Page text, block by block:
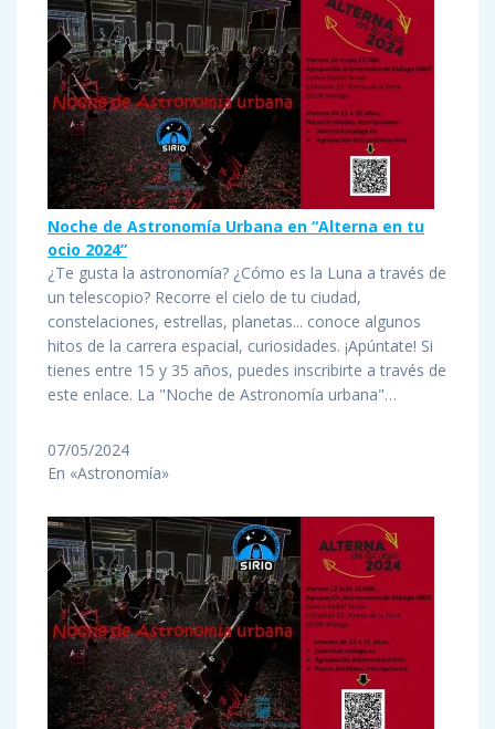
Noche de Astronomía Urbana en “Alterna en tu
ocio 2024”
¿Te gusta la astronomía? ¿Cómo es la Luna a través de
un telescopio? Recorre el cielo de tu ciudad,
constelaciones, estrellas, planetas... conoce algunos
hitos de la carrera espacial, curiosidades. ¡Apúntate! Si
tienes entre 15 y 35 años, puedes inscribirte a través de
este enlace. La "Noche de Astronomía urbana"…
07/05/2024
En «Astronomía»